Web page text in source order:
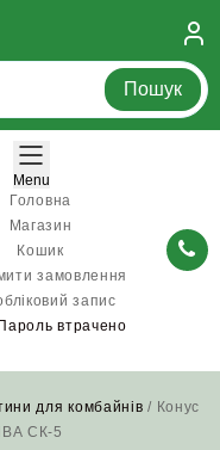
Пошук
Menu
Головна
Магазин
Кошик
замовлення
запис
Пароль втрачено
для комбайнів / Конус
СК-5